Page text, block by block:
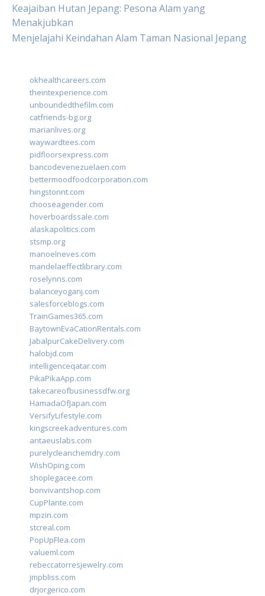
Keajaiban Hutan Jepang: Pesona Alam yang
Menakjubkan
Menjelajahi Keindahan Alam Taman Nasional Jepang
okhealthcareers.com
theintexperience.com
unboundedthefilm.com
catfriends-bg.org
marianlives.org
waywardtees.com
pidfloorsexpress.com
bancodevenezuelaen.com
bettermoodfoodcorporation.com
hingstonnt.com
chooseagender.com
hoverboardssale.com
alaskapolitics.com
stsmp.org
manoelneves.com
mandelaeffectlibrary.com
roselynns.com
balanceyoganj.com
salesforceblogs.com
TrainGames365.com
BaytownEvaCationRentals.com
JabalpurCakeDelivery.com
halobjd.com
intelligenceqatar.com
PikaPikaApp.com
takecareofbusinessdfw.org
HamadaOfJapan.com
VersifyLifestyle.com
kingscreekadventures.com
antaeuslabs.com
purelycleanchemdry.com
WishOping.com
shoplegacee.com
bonvivantshop.com
CupPlante.com
mpzin.com
stcreal.com
PopUpFlea.com
valueml.com
rebeccatorresjewelry.com
jmpbliss.com
drjorgerico.com